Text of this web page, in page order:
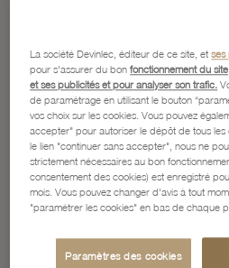
La société Devinlec, éditeur de ce site, etses
pour s'assurer du bonfonctionnement du
et ses publicités et pour analyser son trafic.
de paramétrage en utilisant le bouton
vos choix sur les cookies. Vous pouvez
accepter" pour autoriser le dépôt de tous les
le lien "continuer sans accepter", nous ne
strictement nécessaires au bon
consentement des cookies) est enregistré
mois. Vous pouvez changer d'avis à tout
"paramétrer les cookies" en bas de chaque
Paramètres des cookies